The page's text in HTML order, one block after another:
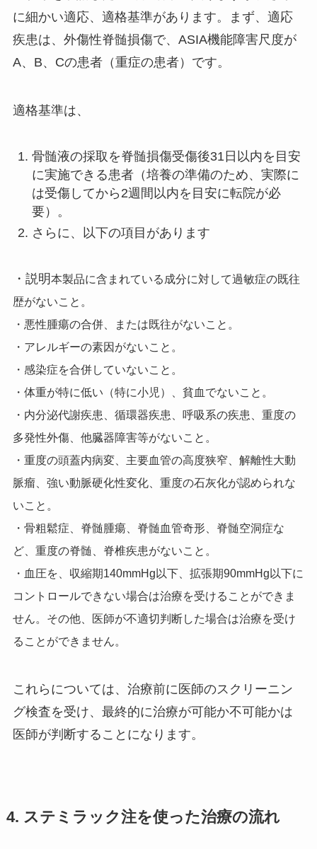
に細かい適応、適格基準があります。まず、適応
疾患は、外傷性脊髄損傷で、ASIA機能障害尺度が
A、B、Cの患者（重症の患者）です。
適格基準は、
骨髄液の採取を脊髄損傷受傷後31日以内を目安
に実施できる患者（培養の準備のため、実際に
は受傷してから2週間以内を目安に転院が必
要）。
さらに、以下の項目があります
・説明本製品に含まれている成分に対して過敏症の既往
歴がないこと。
・悪性腫瘍の合併、または既往がないこと。
・アレルギーの素因がないこと。
・感染症を合併していないこと。
・体重が特に低い（特に小児）、貧血でないこと。
・内分泌代謝疾患、循環器疾患、呼吸系の疾患、重度の
多発性外傷、他臓器障害等がないこと。
・重度の頭蓋内病変、主要血管の高度狭窄、解離性大動
脈瘤、強い動脈硬化性変化、重度の石灰化が認められな
いこと。
・骨粗鬆症、脊髄腫瘍、脊髄血管奇形、脊髄空洞症な
ど、重度の脊髄、脊椎疾患がないこと。
・血圧を、収縮期140mmHg以下、拡張期90mmHg以下に
コントロールできない場合は治療を受けることができま
せん。 その他、医師が不適切判断した場合は治療を受け
ることができません。
これらについては、治療前に医師のスクリーニン
グ検査を受け、最終的に治療が可能か不可能かは
医師が判断することになります。
4. ステミラック注を使った治療の流れ